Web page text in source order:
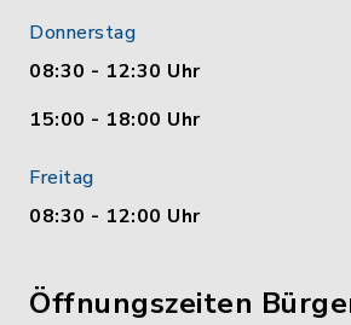
Donnerstag
08:30 - 12:30 Uhr
15:00 - 18:00 Uhr
Freitag
08:30 - 12:00 Uhr
Öffnungszeiten